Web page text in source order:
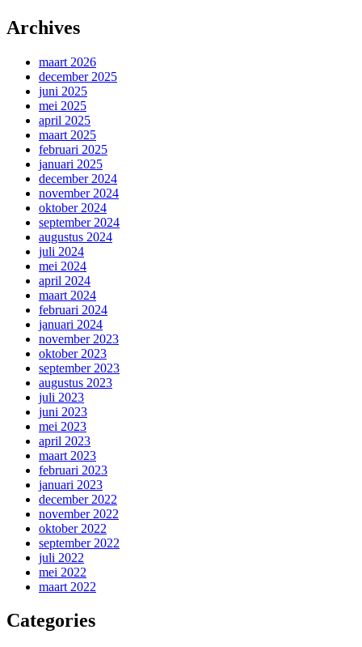
Archives
maart 2026
december 2025
juni 2025
mei 2025
april 2025
maart 2025
februari 2025
januari 2025
december 2024
november 2024
oktober 2024
september 2024
augustus 2024
juli 2024
mei 2024
april 2024
maart 2024
februari 2024
januari 2024
november 2023
oktober 2023
september 2023
augustus 2023
juli 2023
juni 2023
mei 2023
april 2023
maart 2023
februari 2023
januari 2023
december 2022
november 2022
oktober 2022
september 2022
juli 2022
mei 2022
maart 2022
Categories